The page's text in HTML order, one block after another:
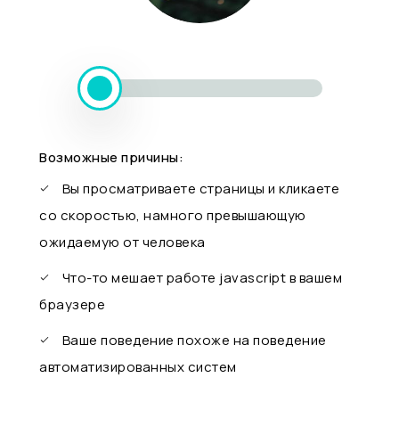
Возможные причины:
Вы просматриваете страницы и кликаете
со скоростью, намного превышающую
ожидаемую от человека
Что-то мешает работе javascript в вашем
браузере
Ваше поведение похоже на поведение
автоматизированных систем